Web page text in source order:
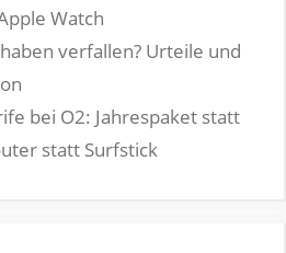
Watch
verfallen? Urteile und
bei O2: Jahrespaket statt
statt Surfstick